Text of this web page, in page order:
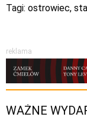
Tagi: ostrowiec,
reklama
WAŻNE